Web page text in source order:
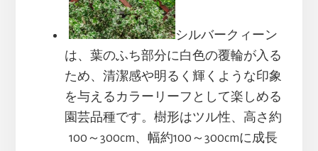
シルバークィーン
は、葉のふち部分に白色の覆輪が入る
ため、清潔感や明るく輝くような印象
を与えるカラーリーフとして楽しめる
園芸品種です。樹形はツル性、高さ約
100～300cm、幅約100～300cmに成長